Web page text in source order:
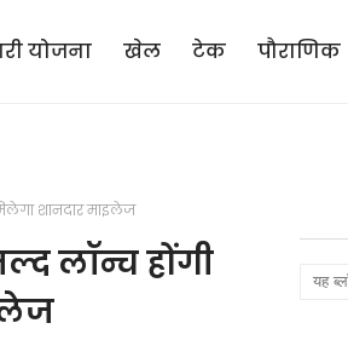
योजना खेल टेक पौराणिक
शानदार माइलेज
लॉन्च होंगी